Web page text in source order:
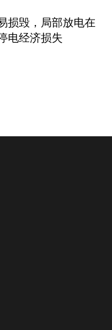
损毁，局部放电在
电经济损失